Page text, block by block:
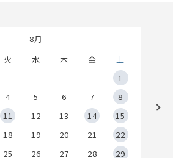
8月
火 水 木 金
土
1
4 5 6 7
8
11 12 13 14
15
18 19 20 21
22
25 26 27 28
29